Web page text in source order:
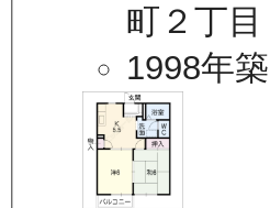
町２丁目
1998年築